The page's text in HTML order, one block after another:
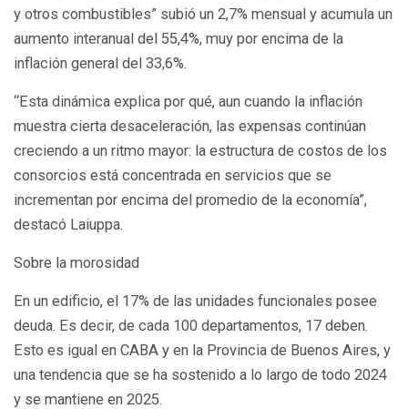
y otros combustibles” subió un 2,7% mensual y acumula un
aumento interanual del 55,4%, muy por encima de la
inflación general del 33,6%.
“Esta dinámica explica por qué, aun cuando la inflación
muestra cierta desaceleración, las expensas continúan
creciendo a un ritmo mayor: la estructura de costos de los
consorcios está concentrada en servicios que se
incrementan por encima del promedio de la economía”,
destacó Laiuppa.
Sobre la morosidad
En un edificio, el 17% de las unidades funcionales posee
deuda. Es decir, de cada 100 departamentos, 17 deben.
Esto es igual en CABA y en la Provincia de Buenos Aires, y
una tendencia que se ha sostenido a lo largo de todo 2024
y se mantiene en 2025.